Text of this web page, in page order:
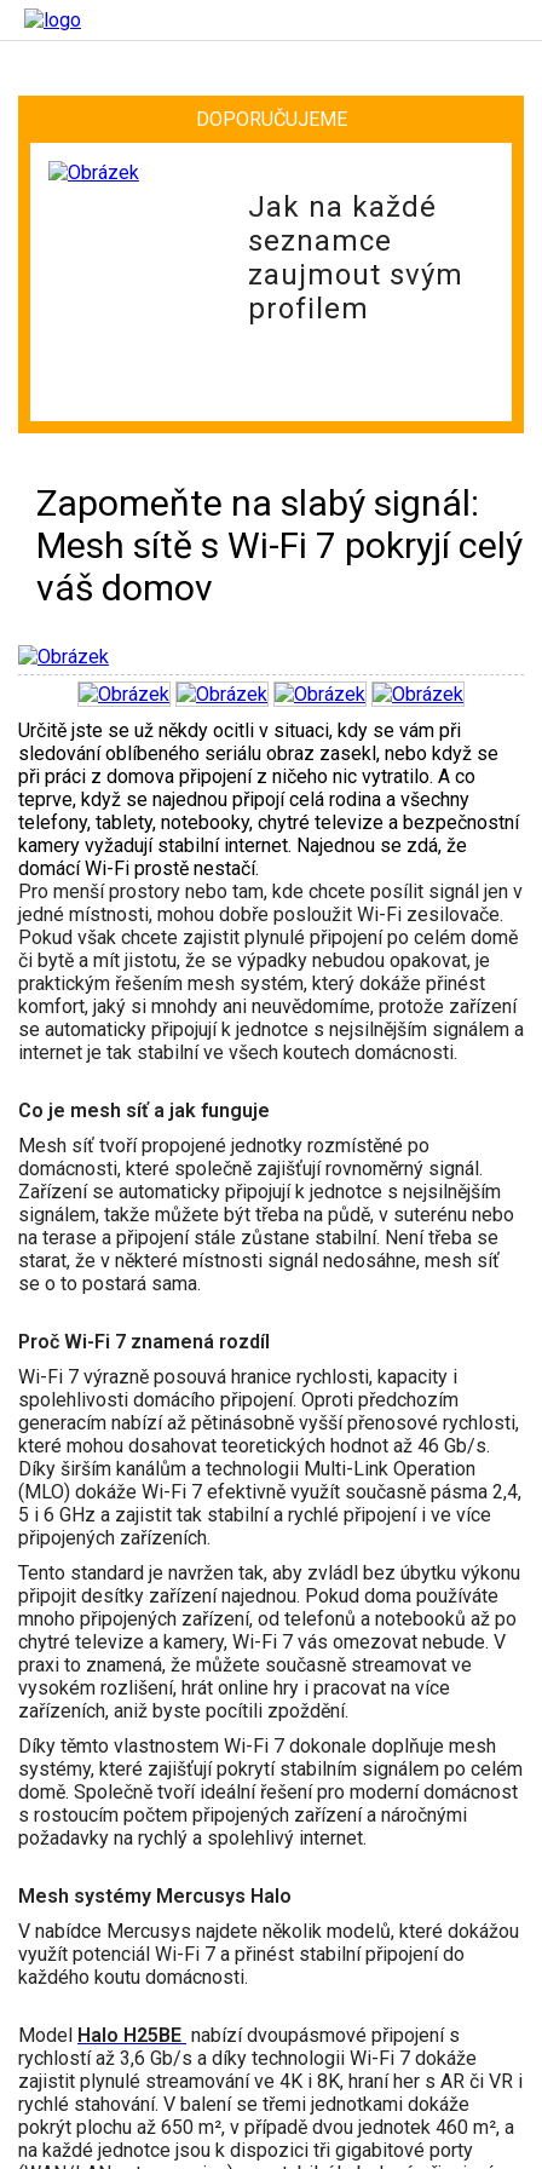
DOPORUČUJEME
Jak na každé
seznamce
zaujmout svým
profilem
Zapomeňte na slabý signál:
Mesh sítě s Wi-Fi 7 pokryjí celý
váš domov
Určitě jste se už někdy ocitli v situaci, kdy se vám při
sledování oblíbeného seriálu obraz zasekl, nebo když se
při práci z domova připojení z ničeho nic vytratilo. A co
teprve, když se najednou připojí celá rodina a všechny
telefony, tablety, notebooky, chytré televize a bezpečnostní
kamery vyžadují stabilní internet. Najednou se zdá, že
domácí Wi-Fi prostě nestačí.
Pro menší prostory nebo tam, kde chcete posílit signál jen v
jedné místnosti, mohou dobře posloužit Wi-Fi zesilovače.
Pokud však chcete zajistit plynulé připojení po celém domě
či bytě a mít jistotu, že se výpadky nebudou opakovat, je
praktickým řešením mesh systém, který dokáže přinést
komfort, jaký si mnohdy ani neuvědomíme, protože zařízení
se automaticky připojují k jednotce s nejsilnějším signálem a
internet je tak stabilní ve všech koutech domácnosti.
Co je mesh síť a jak funguje
Mesh síť tvoří propojené jednotky rozmístěné po
domácnosti, které společně zajišťují rovnoměrný signál.
Zařízení se automaticky připojují k jednotce s nejsilnějším
signálem, takže můžete být třeba na půdě, v suterénu nebo
na terase a připojení stále zůstane stabilní. Není třeba se
starat, že v některé místnosti signál nedosáhne, mesh síť
se o to postará sama.
Proč Wi-Fi 7 znamená rozdíl
Wi-Fi 7 výrazně posouvá hranice rychlosti, kapacity i
spolehlivosti domácího připojení. Oproti předchozím
generacím nabízí až pětinásobně vyšší přenosové rychlosti,
které mohou dosahovat teoretických hodnot až 46 Gb/s.
Díky širším kanálům a technologii Multi-Link Operation
(MLO) dokáže Wi-Fi 7 efektivně využít současně pásma 2,4,
5 i 6 GHz a zajistit tak stabilní a rychlé připojení i ve více
připojených zařízeních.
Tento standard je navržen tak, aby zvládl bez úbytku výkonu
připojit desítky zařízení najednou. Pokud doma používáte
mnoho připojených zařízení, od telefonů a notebooků až po
chytré televize a kamery, Wi-Fi 7 vás omezovat nebude. V
praxi to znamená, že můžete současně streamovat ve
vysokém rozlišení, hrát online hry i pracovat na více
zařízeních, aniž byste pocítili zpoždění.
Díky těmto vlastnostem Wi-Fi 7 dokonale doplňuje mesh
systémy, které zajišťují pokrytí stabilním signálem po celém
domě. Společně tvoří ideální řešení pro moderní domácnost
s rostoucím počtem připojených zařízení a náročnými
požadavky na rychlý a spolehlivý internet.
Mesh systémy Mercusys Halo
V nabídce Mercusys najdete několik modelů, které dokážou
využít potenciál Wi-Fi 7 a přinést stabilní připojení do
každého koutu domácnosti.
Model Halo H25BE nabízí dvoupásmové připojení s
rychlostí až 3,6 Gb/s a díky technologii Wi-Fi 7 dokáže
zajistit plynulé streamování ve 4K i 8K, hraní her s AR či VR i
rychlé stahování. V balení se třemi jednotkami dokáže
pokrýt plochu až 650 m², v případě dvou jednotek 460 m², a
na každé jednotce jsou k dispozici tři gigabitové porty